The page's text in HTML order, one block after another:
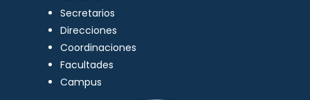
Secretarios
Direcciones
Coordinaciones
Facultades
Campus